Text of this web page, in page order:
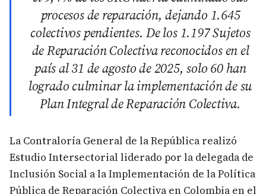
procesos de reparación, dejando 1.645
colectivos pendientes. De los 1.197 Sujetos
de Reparación Colectiva reconocidos en el
país al 31 de agosto de 2025, solo 60 han
logrado culminar la implementación de su
Plan Integral de Reparación Colectiva.
La Contraloría General de la República realizó
Estudio Intersectorial liderado por la delegada de
Inclusión Social a la Implementación de la Política
Pública de Reparación Colectiva en Colombia en el